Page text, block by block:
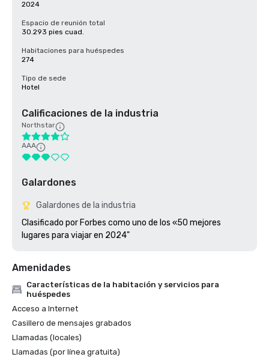
2024
Espacio de reunión total
30.293 pies cuad.
Habitaciones para huéspedes
274
Tipo de sede
Hotel
Calificaciones de la industria
Northstar
AAA
Galardones
Galardones de la industria
Clasificado por Forbes como uno de los «50 mejores
Amenidades
Características de la habitación y servicios para
huéspedes
Acceso a Internet
Casillero de mensajes grabados
Llamadas (locales)
Llamadas (por línea gratuita)